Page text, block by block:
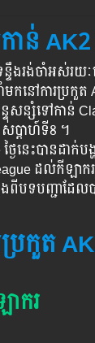
ាន់
ទឹងរង់ចាំអស់រ
មកនៅការប្រកួ
ន្ទុសន្សំទៅកាន់
ប្ដាហ៍ទី8 ។
ងៃនេះបានដាក់
ដល់កីឡាករ
ទបញ្ជាដែលប
ប្រកួត
ករ